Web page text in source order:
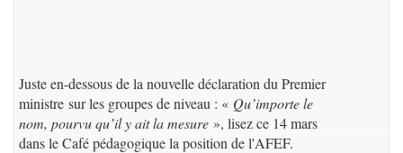
Juste en-dessous de la nouvelle déclaration du Premier
ministre sur les groupes de niveau : « Qu’importe le
nom, pourvu qu’il y ait la mesure », lisez ce 14 mars
dans le Café pédagogique la position de l'AFEF.